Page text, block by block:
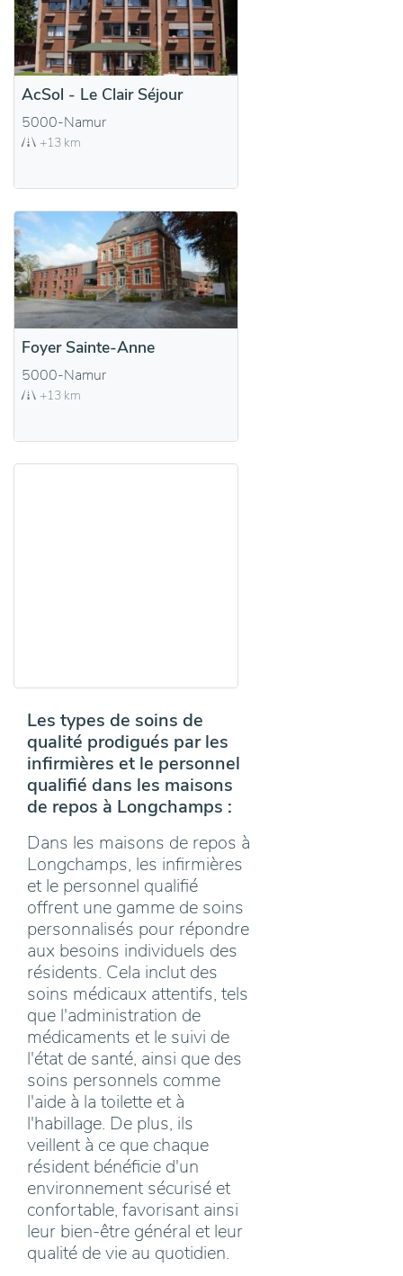
AcSol - Le Clair Séjour
5000-Namur
+13 km
Foyer Sainte-Anne
5000-Namur
+13 km
Les types de soins de
qualité prodigués par les
infirmières et le personnel
qualifié dans les maisons
de repos à Longchamps :
Dans les maisons de repos à
Longchamps, les infirmières
et le personnel qualifié
offrent une gamme de soins
personnalisés pour répondre
aux besoins individuels des
résidents. Cela inclut des
soins médicaux attentifs, tels
que l'administration de
médicaments et le suivi de
l'état de santé, ainsi que des
soins personnels comme
l'aide à la toilette et à
l'habillage. De plus, ils
veillent à ce que chaque
résident bénéficie d'un
environnement sécurisé et
confortable, favorisant ainsi
leur bien-être général et leur
qualité de vie au quotidien.